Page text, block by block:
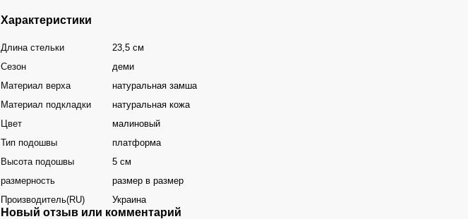
Характеристики
Длина стельки
23,5 см
Сезон
деми
Материал верха
натуральная замша
Материал подкладки
натуральная кожа
Цвет
малиновый
Тип подошвы
платформа
Высота подошвы
5 см
размерность
размер в размер
Производитель(RU)
Украина
Новый отзыв или комментарий